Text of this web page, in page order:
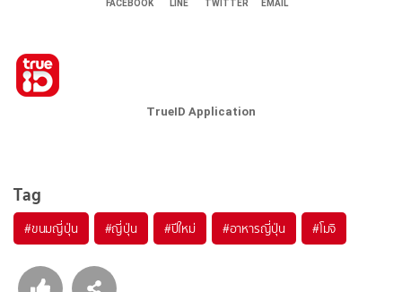
FACEBOOK LINE TWITTER EMAIL
TrueID Application
Tag
#ขนมญี่ปุ่น #ญี่ปุ่น #ปีใหม่ #อาหารญี่ปุ่น #โมจิ